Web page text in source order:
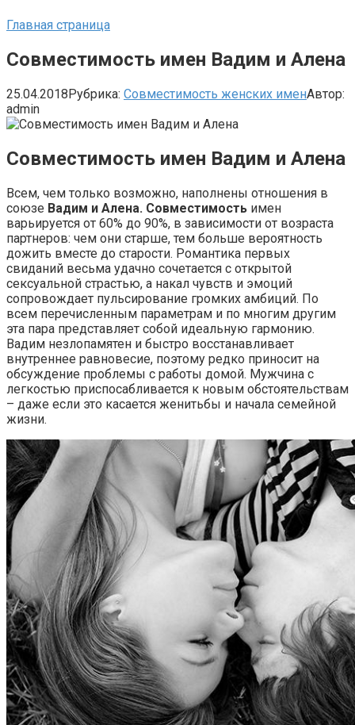
Главная страница
Совместимость имен Вадим и Алена
25.04.2018Рубрика: Совместимость женских именАвтор:
admin
Совместимость имен Вадим и Алена
Всем, чем только возможно, наполнены отношения в
союзе Вадим и Алена. Совместимость имен
варьируется от 60% до 90%, в зависимости от возраста
партнеров: чем они старше, тем больше вероятность
дожить вместе до старости. Романтика первых
свиданий весьма удачно сочетается с открытой
сексуальной страстью, а накал чувств и эмоций
сопровождает пульсирование громких амбиций. По
всем перечисленным параметрам и по многим другим
эта пара представляет собой идеальную гармонию.
Вадим незлопамятен и быстро восстанавливает
внутреннее равновесие, поэтому редко приносит на
обсуждение проблемы с работы домой. Мужчина с
легкостью приспосабливается к новым обстоятельствам
– даже если это касается женитьбы и начала семейной
жизни.